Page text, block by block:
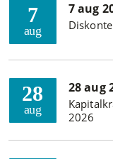
7
aug
7 aug
28
aug
28 aug
2026